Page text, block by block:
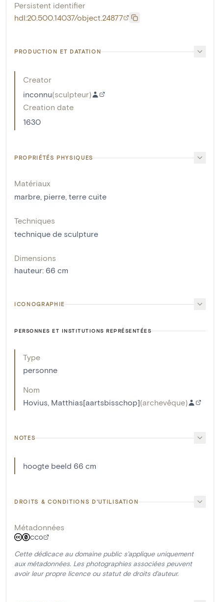
Persistent identifier
hdl:20.500.14037/object.24877
PRODUCTION ET DATATION
Creator
inconnu(sculpteur)
Creation date
1630
PROPRIÉTÉS PHYSIQUES
Matériaux
marbre, pierre, terre cuite
Techniques
technique de sculpture
Dimensions
hauteur: 66 cm
ICONOGRAPHIE
PERSONNES ET INSTITUTIONS REPRÉSENTÉES
Type
personne
Nom
Hovius, Matthias[aartsbisschop](archevêque)
NOTES
hoogte beeld 66 cm
DROITS & CONDITIONS D'UTILISATION
Métadonnées
CC0
Cette dédicace au domaine public s'applique uniquement
aux métadonnées. Les photographies associées peuvent
avoir leur propre licence ou statut de droits d'auteur.